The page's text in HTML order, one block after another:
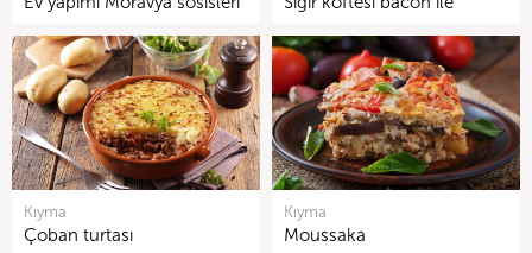
Kıyma
Çoban turtası
Kıyma
Moussaka